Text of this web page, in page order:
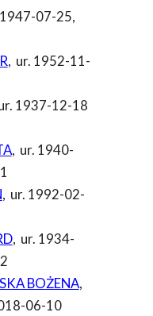
07-25,
, ur. 1952-11-
1937-12-18
, ur. 1940-
, ur. 1992-02-
, ur. 1934-
BOŻENA,
06-10